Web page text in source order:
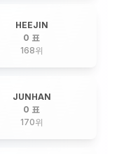
HEEJIN
0 표
168위
JUNHAN
0 표
170위